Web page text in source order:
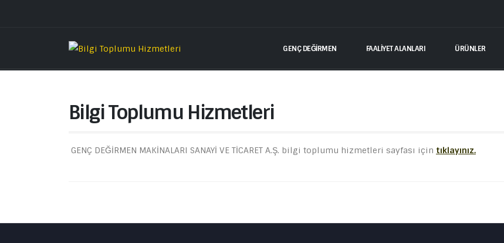
GENÇ DEĞIRMEN FAALİYET ALANLARI ÜRÜNLER
Bilgi Toplumu Hizmetleri
GENÇ DEĞİRMEN MAKİNALARI SANAYİ VE TİCARET A.Ş. bilgi toplumu hizmetleri sayfası için tıklayınız.